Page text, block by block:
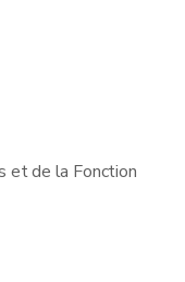
et de la Fonction